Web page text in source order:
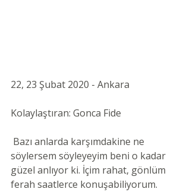
22, 23 Şubat 2020 - Ankara
Kolaylaştıran: Gonca Fide
söylersem söyleyeyim beni o kadar
güzel anlıyor ki. İçim rahat, gönlüm
ferah saatlerce konuşabiliyorum.